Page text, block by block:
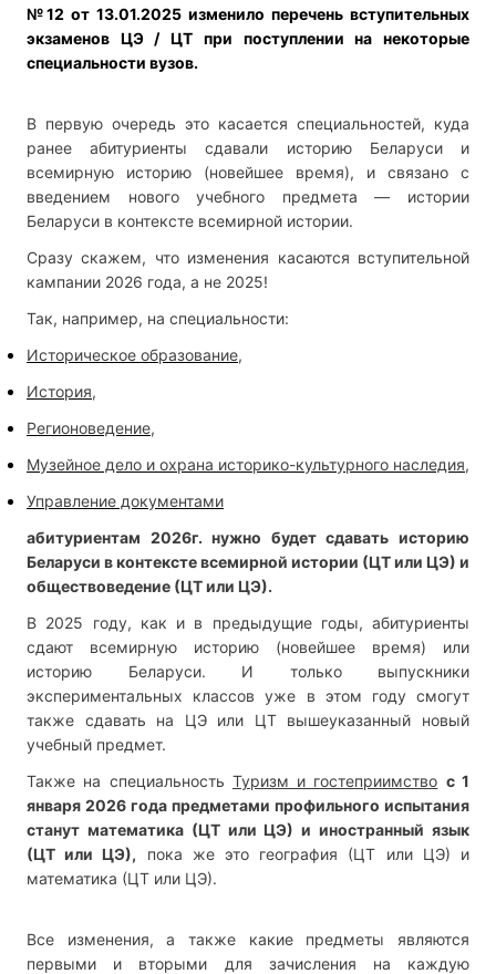
№12 от 13.01.2025 изменило перечень вступительных
экзаменов ЦЭ / ЦТ при поступлении на некоторые
специальности вузов.
В первую очередь это касается специальностей, куда
ранее абитуриенты сдавали историю Беларуси и
всемирную историю (новейшее время), и связано с
введением нового учебного предмета — истории
Беларуси в контексте всемирной истории.
Сразу скажем, что изменения касаются вступительной
кампании 2026 года, а не 2025!
Так, например, на специальности:
Историческое образование,
История,
Регионоведение,
Музейное дело и охрана историко-культурного наследия,
Управление документами
абитуриентам 2026г. нужно будет сдавать историю
Беларуси в контексте всемирной истории (ЦТ или ЦЭ) и
обществоведение (ЦТ или ЦЭ).
В 2025 году, как и в предыдущие годы, абитуриенты
сдают всемирную историю (новейшее время) или
историю Беларуси. И только выпускники
экспериментальных классов уже в этом году смогут
также сдавать на ЦЭ или ЦТ вышеуказанный новый
учебный предмет.
Также на специальность Туризм и гостеприимство с 1
января 2026 года предметами профильного испытания
станут математика (ЦТ или ЦЭ) и иностранный язык
(ЦТ или ЦЭ), пока же это география (ЦТ или ЦЭ) и
математика (ЦТ или ЦЭ).
Все изменения, а также какие предметы являются
первыми и вторыми для зачисления на каждую